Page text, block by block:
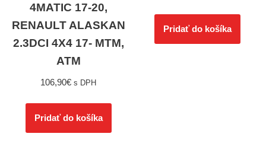
4MATIC 17-20,
RENAULT ALASKAN
2.3DCI 4X4 17- MTM,
ATM
106,90€ s DPH
Pridať do košíka
Pridať do košíka